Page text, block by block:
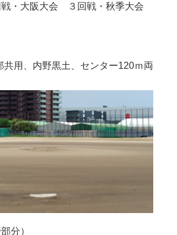
・大阪大会 ３回戦・秋季大会
共用、内野黒土、センター120ｍ両
分）